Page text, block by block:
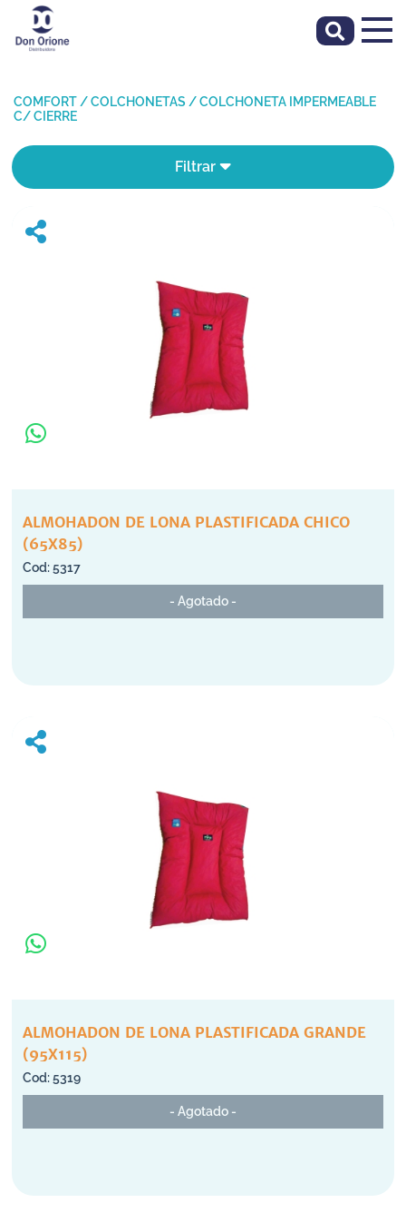
COMFORT /COLCHONETAS /COLCHONETA IMPERMEABLE
C/ CIERRE
Filtrar
ALMOHADON DE LONA PLASTIFICADA CHICO
(65X85)
5317
- Agotado -
ALMOHADON DE LONA PLASTIFICADA GRANDE
(95X115)
5319
- Agotado -